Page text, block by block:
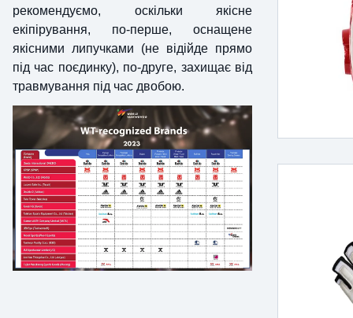
рекомендуємо, оскільки якісне
екіпірування, по-перше, оснащене
якісними липучками (не відійде прямо
під час поєдинку), по-друге, захищає від
травмування під час двобою.